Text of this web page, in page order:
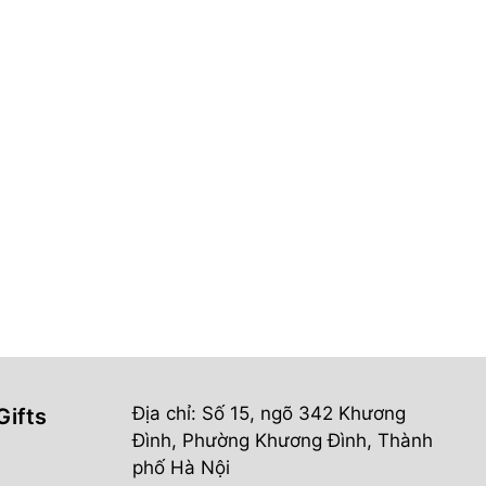
Địa chỉ: Số 15, ngõ 342 Khương
Đình, Phường Khương Đình, Thành
phố Hà Nội